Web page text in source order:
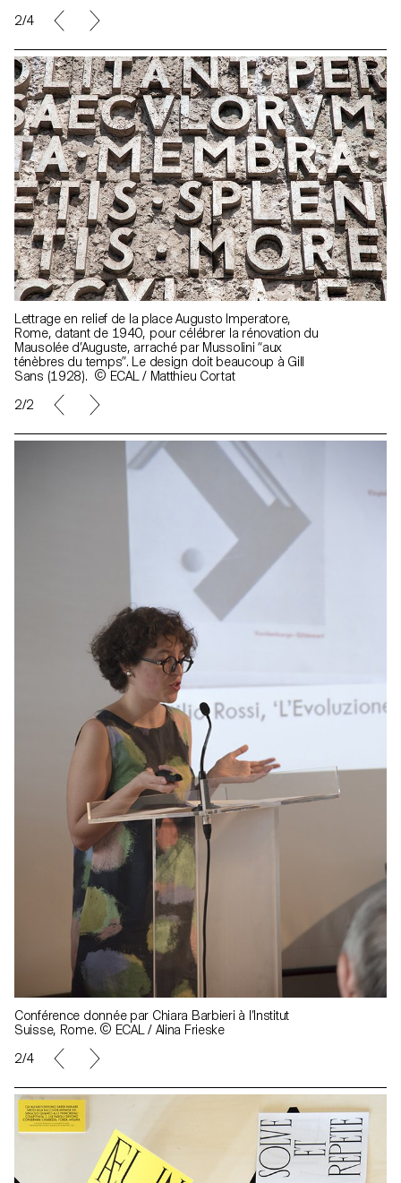
2/4
Lettrage en relief de la place Augusto Imperatore,
Rome, datant de 1940, pour célébrer la rénovation du
Mausolée d’Auguste, arraché par Mussolini “aux
ténèbres du temps”. Le design doit beaucoup à Gill
Sans (1928). © ECAL / Matthieu Cortat
2/2
Conférence donnée par Chiara Barbieri à l’Institut
Suisse, Rome. © ECAL / Alina Frieske
2/4